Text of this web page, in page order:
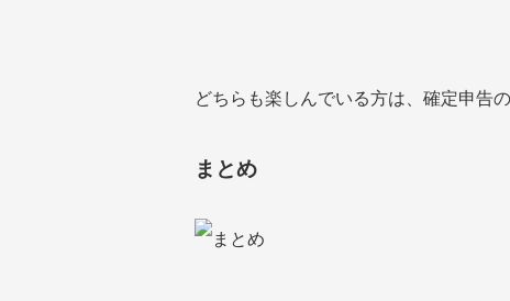
どちらも楽しんでいる方は、確定申告
まとめ